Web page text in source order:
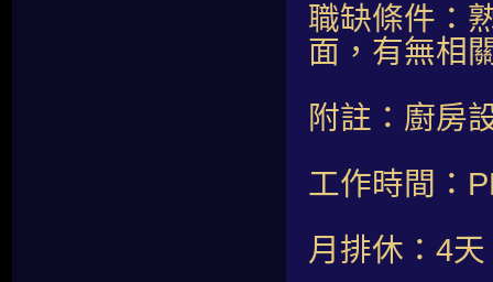
職缺條件：
面，有無相
附註：廚房
工作時間：
月排休：4天